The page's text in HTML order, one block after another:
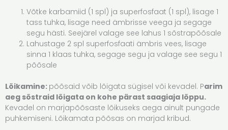
Võtke karbamiid (1 spl) ja superfosfaat (1 spl), lisage 1
tass tuhka, lisage need ämbrisse veega ja segage
segu hästi. Seejärel valage see lahus 1 sõstrapõõsale
Lahustage 2 spl superfosfaati ämbris vees, lisage
sinna 1 klaas tuhka, segage segu ja valage see segu 1
põõsale
Lõikamine: põõsaid võib lõigata sügisel või kevadel. Parim
aeg sõstraid lõigata on kohe pärast saagiaja lõppu.
Kevadel on marjapõõsaste lõikuseks aega ainult pungade
puhkemiseni. Lõikamata põõsas on marjad kribud.